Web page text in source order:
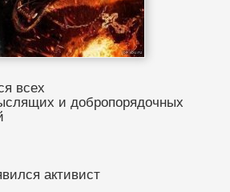
всех
и добропорядочных
активист